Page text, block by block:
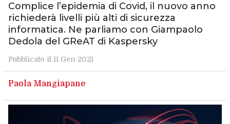
Complice l’epidemia di Covid, il nuovo anno
richiederà livelli più alti di sicurezza
informatica. Ne parliamo con Giampaolo
Dedola del GReAT di Kaspersky
Pubblicato il 11 Gen 2021
Paola Mangiapane